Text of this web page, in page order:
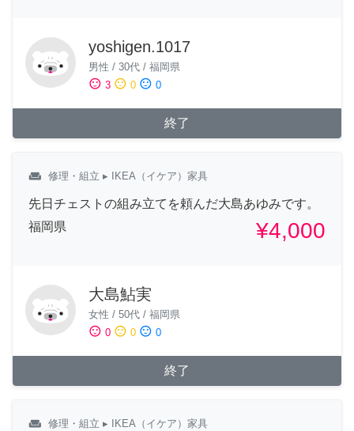
yoshigen.1017
男性 / 30代 / 福岡県
sentiment_satisfied 3 sentiment_neutral 0 sentiment_dissatisfied 0
終了
weekend 修理・組立 ▸ IKEA（イケア）家具
先日チェストの組み立てを頼んだ大島あゆみです。
福岡県
¥4,000
大島鮎実
女性 / 50代 / 福岡県
sentiment_satisfied 0 sentiment_neutral 0 sentiment_dissatisfied 0
終了
weekend 修理・組立 ▸ IKEA（イケア）家具